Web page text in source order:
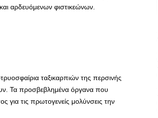
αρδευόμενων φιστικεώνων.
ταξικαρπιών της περσινής
Τα προσβεβλημένα όργανα που
τις πρωτογενείς μολύνσεις την